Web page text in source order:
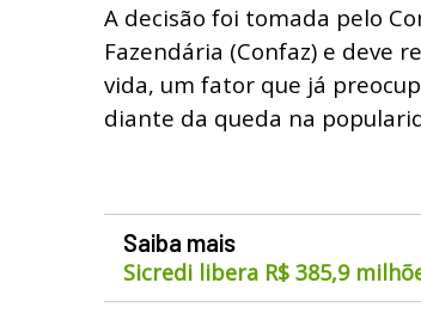
A decisão foi tomada pelo
Fazendária (Confaz) e deve
vida, um fator que já
diante da queda na
Saiba mais
Sicredi libera R$ 385,9